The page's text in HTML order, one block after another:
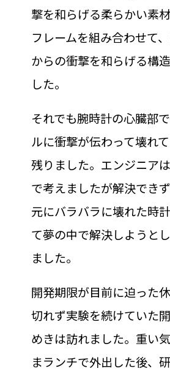
撃を和らげる柔らかい素
フレームを組み合わせて
からの衝撃を和らげる構
した。
それでも腕時計の心臓部
ルに衝撃が伝わって壊れ
残りました。エンジニア
で考えましたが解決でき
元にバラバラに壊れた時
て夢の中で解決しようと
ました。
開発期限が目前に迫った
切れず実験を続けていた
めきは訪れました。重い
まランチで外出した後、